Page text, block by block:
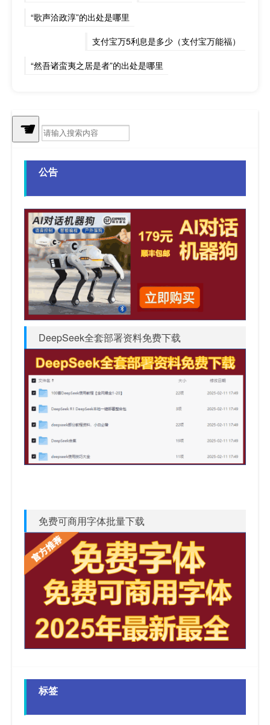
“歌声洽政淳”的出处是哪里
支付宝万5利息是多少（支付宝万能福）
“然吾诸蛮夷之居是者”的出处是哪里
跨区域开票什么意思
服装面料展
☚
公告
DeepSeek全套部署资料免费下载
免费可商用字体批量下载
标签